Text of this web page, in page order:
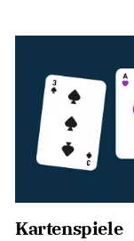
Kartenspiele